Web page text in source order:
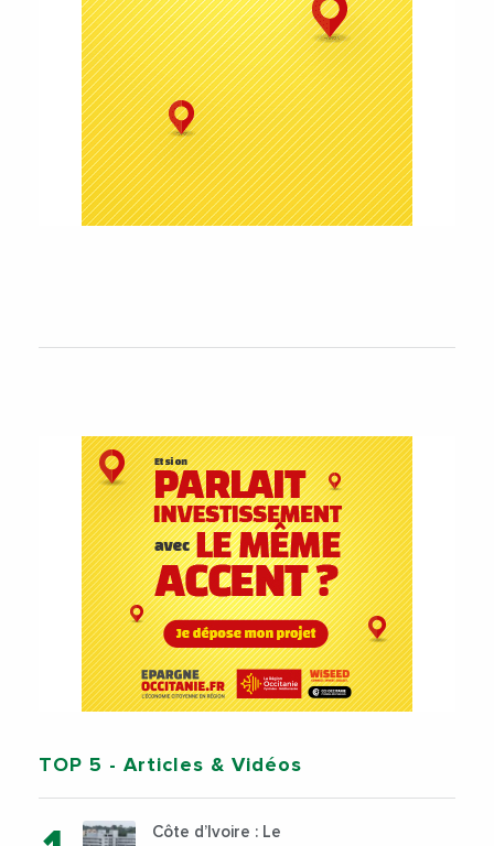
TOP 5 - Articles & Vidéos
Côte d’Ivoire : Le